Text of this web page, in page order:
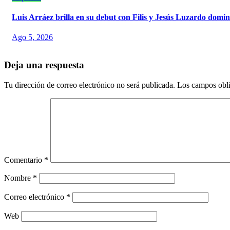
Luis Arráez brilla en su debut con Filis y Jesús Luzardo
Ago 5, 2026
Deja una respuesta
Tu dirección de correo electrónico no será publicada. Los campos
Comentario *
Nombre *
Correo electrónico *
Web